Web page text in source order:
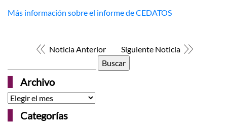
Más información sobre el informe de CEDATOS
Noticia Anterior
Siguiente Noticia
Archivo
Archivo
Categorías